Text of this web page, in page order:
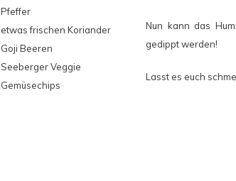
Pfeffer
etwas frischen Koriander
Goji Beeren
Seeberger Veggie
Gemüsechips
Nun kann das
gedippt werden!
Lasst es euch